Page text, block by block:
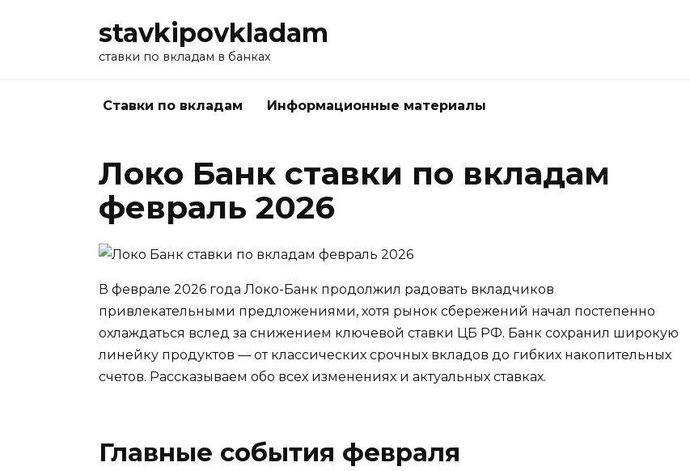
stavkipovkladam
ставки по вкладам в банках
Ставки по вкладам Информационные материалы
Локо Банк ставки по вкладам
февраль 2026
В феврале 2026 года Локо-Банк продолжил радовать вкладчиков
привлекательными предложениями, хотя рынок сбережений начал постепенно
охлаждаться вслед за снижением ключевой ставки ЦБ РФ. Банк сохранил широкую
линейку продуктов — от классических срочных вкладов до гибких накопительных
счетов. Рассказываем обо всех изменениях и актуальных ставках.
Главные события февраля